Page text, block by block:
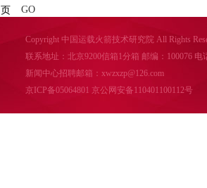
页 GO
Copyright 中国运载火箭技术研究院 All Rights
联系地址：北京9200信箱1分箱 邮编：100076 电
新闻中心招聘邮箱：xwzxzp@126.com
京ICP备05064801 京公网安备110401100112号